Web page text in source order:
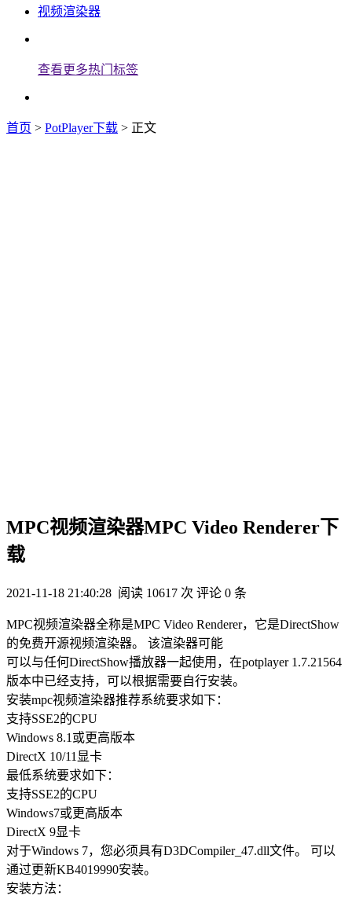
视频渲染器
查看更多热门标签
首页 > PotPlayer下载 > 正文
MPC视频渲染器MPC Video Renderer下
载
2021-11-18 21:40:28 阅读 10617 次 评论 0 条
MPC视频渲染器全称是MPC Video Renderer，它是DirectShow
的免费开源视频渲染器。 该渲染器可能
可以与任何DirectShow播放器一起使用，在potplayer 1.7.21564
版本中已经支持，可以根据需要自行安装。
安装mpc视频渲染器推荐系统要求如下：
支持SSE2的CPU
Windows 8.1或更高版本
DirectX 10/11显卡
最低系统要求如下：
支持SSE2的CPU
Windows7或更高版本
DirectX 9显卡
对于Windows 7，您必须具有D3DCompiler_47.dll文件。 可以
通过更新KB4019990安装。
安装方法：